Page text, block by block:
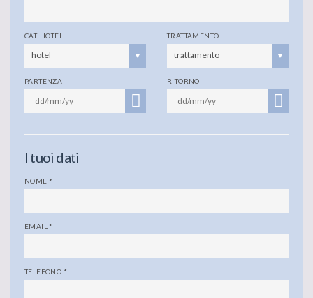
CAT. HOTEL
hotel
TRATTAMENTO
trattamento
PARTENZA RITORNO
I tuoi dati
NOME *
EMAIL *
TELEFONO *